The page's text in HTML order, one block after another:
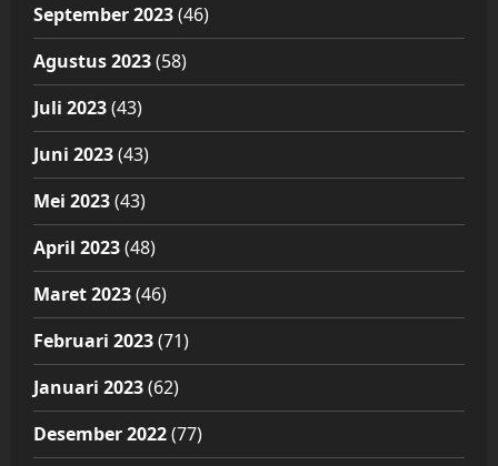
September 2023(46)
Agustus 2023(58)
Juli 2023(43)
Juni 2023(43)
Mei 2023(43)
April 2023(48)
Maret 2023(46)
Februari 2023(71)
Januari 2023(62)
Desember 2022(77)